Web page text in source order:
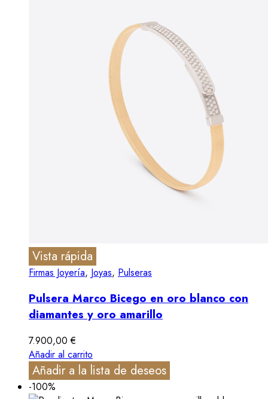
Vista rápida
Firmas Joyería, Joyas, Pulseras
Pulsera Marco Bicego en oro blanco con
diamantes y oro amarillo
7.900,00€
Añadir al carrito
Añadir a la lista de deseos
-100%